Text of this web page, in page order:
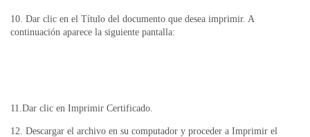
10. Dar clic en el Título del documento que desea imprimir. A
continuación aparece la siguiente pantalla:
11.Dar clic en Imprimir Certificado.
12. Descargar el archivo en su computador y proceder a Imprimir el